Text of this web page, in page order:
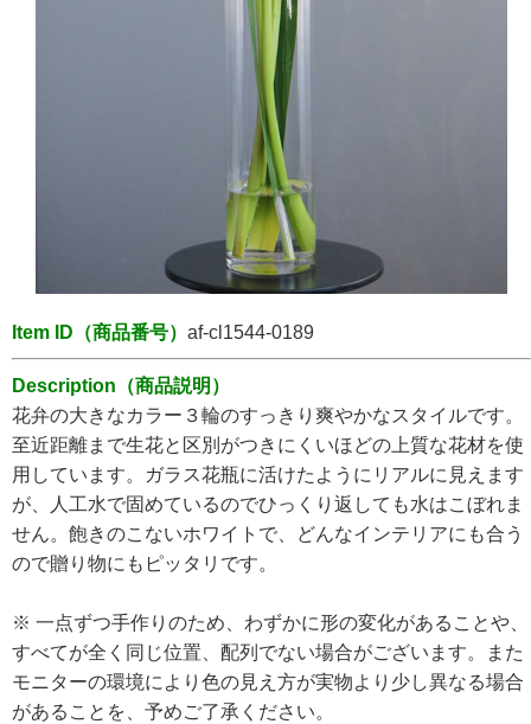
Item ID（商品番号） af-cl1544-0189
Description（商品説明）
花弁の大きなカラー３輪のすっきり爽やかなスタイルです。
至近距離まで生花と区別がつきにくいほどの上質な花材を使
用しています。ガラス花瓶に活けたようにリアルに見えます
が、人工水で固めているのでひっくり返しても水はこぼれま
せん。飽きのこないホワイトで、どんなインテリアにも合う
ので贈り物にもピッタリです。
※ 一点ずつ手作りのため、わずかに形の変化があることや、
すべてが全く同じ位置、配列でない場合がございます。また
モニターの環境により色の見え方が実物より少し異なる場合
があることを、予めご了承ください。